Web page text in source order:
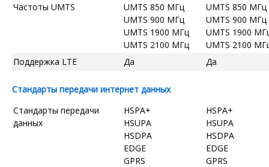
Частоты UMTS
UMTS 850 МГц
UMTS 900 МГц
UMTS 1900 МГц
UMTS 2100 МГц
UMTS 850 МГц
UMTS 900 МГц
UMTS 1900
UMTS 2100
Поддержка LTE
Да Да
Стандарты передачи интернет данных
Стандарты передачи
данных
HSPA+
HSUPA
HSDPA
EDGE
GPRS
HSPA+
HSUPA
HSDPA
EDGE
GPRS